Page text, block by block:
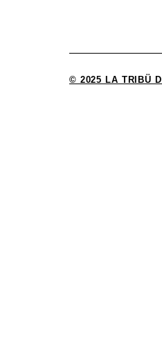
© 2025 LA TRIBÜ